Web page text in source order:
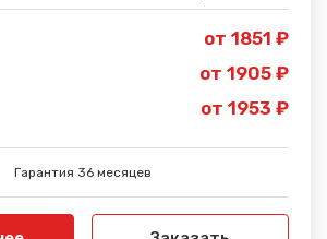
от 1851 ₽
от 1905 ₽
от 1953 ₽
Гарантия 36 месяцев
успешно
наш специалист свяжется с
Вами.